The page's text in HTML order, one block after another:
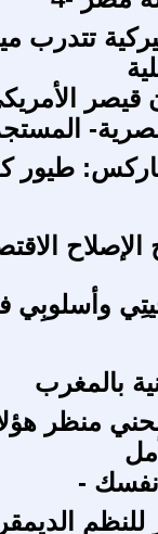
تتدرب
قيصر
طيور
الإصلاح
وأسلوبِي
بالمغرب
منظر
-
للنظم